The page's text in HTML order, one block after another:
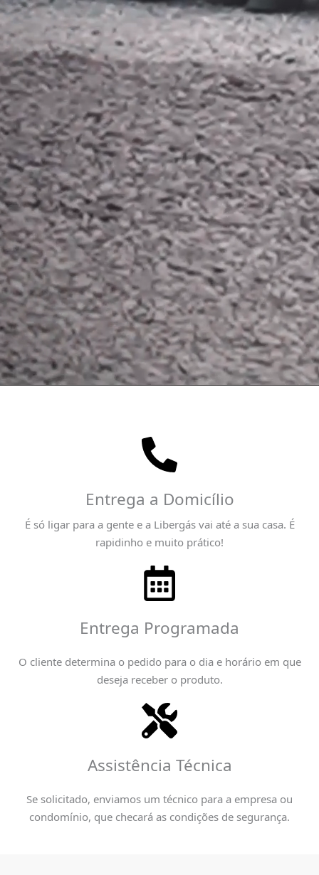
Entrega a Domicílio
É só ligar para a gente e a Libergás vai até a sua casa. É
rapidinho e muito prático!
Entrega Programada
O cliente determina o pedido para o dia e horário em que
deseja receber o produto.
Assistência Técnica
Se solicitado, enviamos um técnico para a empresa ou
condomínio, que checará as condições de segurança.